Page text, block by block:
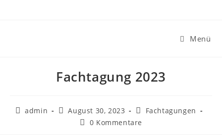
Menü
Fachtagung 2023
Beitrags-
admin
Beitrag
veröffentlicht:
August 30, 2023
Beitrags-
Kategorie:
Fachtagungen
Beitrags-
0 Kommentare